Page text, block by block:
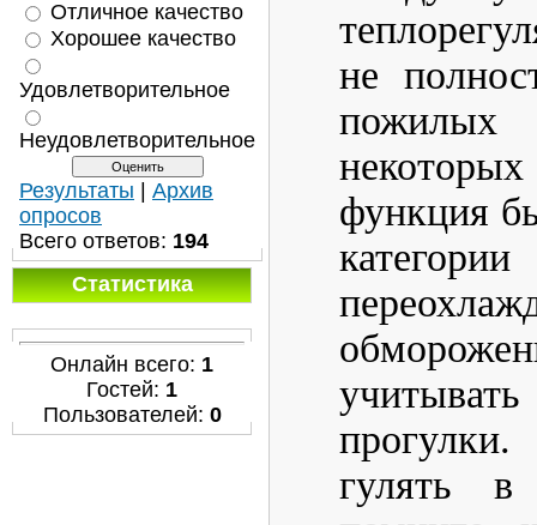
Отличное качество
Хорошее качество
Удовлетворительное
Неудовлетворительное
Результаты
Архив
опросов
Всего ответов: 194
Статистика
Онлайн всего: 1
Гостей: 1
Пользователей: 0
не
функция
гулять